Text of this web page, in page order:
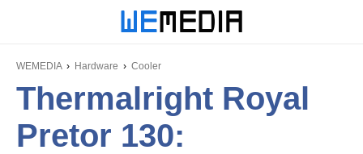
WEMEDIA Hardware Cooler
Thermalright Royal
Pretor 130: